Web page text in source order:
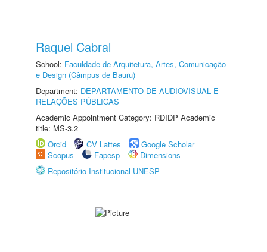
Raquel Cabral
School: Faculdade de Arquitetura, Artes, Comunicação
e Design (Câmpus de Bauru)
Department: DEPARTAMENTO DE AUDIOVISUAL E
RELAÇÕES PÚBLICAS
Academic Appointment Category: RDIDP Academic
title: MS-3.2
Orcid
CV Lattes
Google Scholar
Scopus
Fapesp
Dimensions
Repositório Institucional UNESP